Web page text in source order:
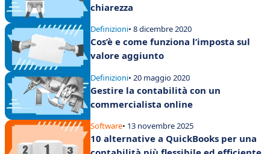
chiarezza
Definizioni• 8 dicembre 2020
Cos’è e come funziona l’imposta sul
valore aggiunto
Definizioni• 20 maggio 2020
Gestire la contabilità con un
commercialista online
Software• 13 novembre 2025
10 alternative a QuickBooks per una